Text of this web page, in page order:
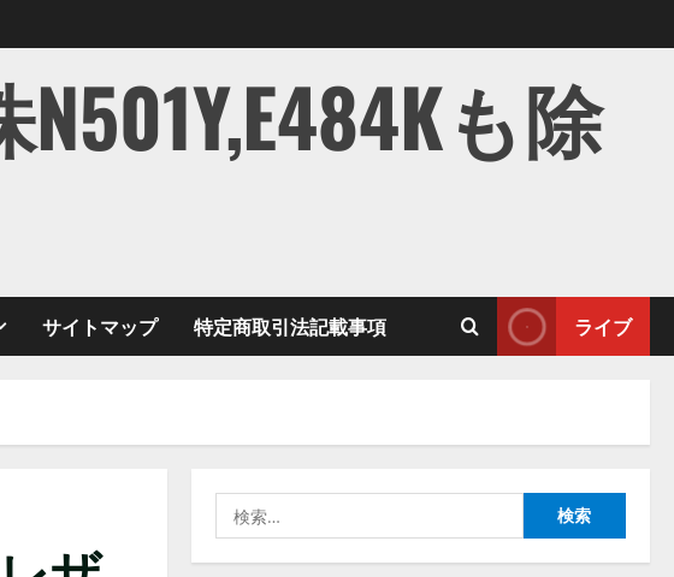
も除
サイトマップ 特定商取引法記載事項 ライブ
索: